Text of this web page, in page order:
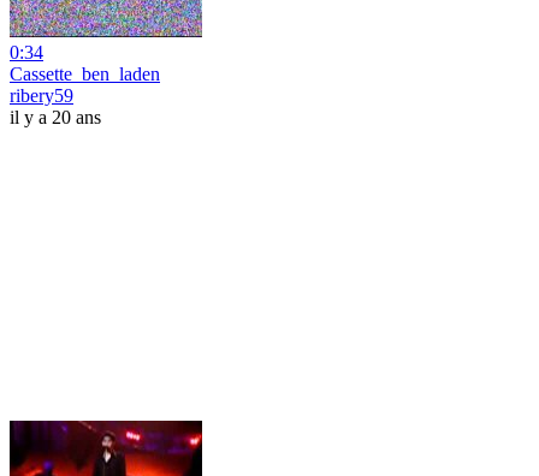
0:34
Cassette_ben_laden
ribery59
il y a 20 ans